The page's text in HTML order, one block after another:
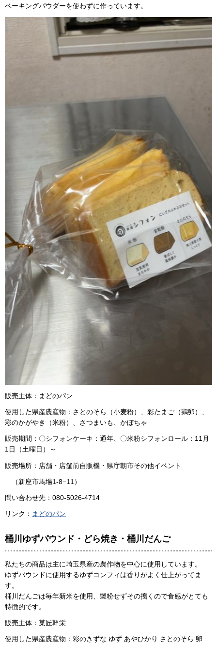
ベーキングパウダーを使わずに作っています。
販売主体：まどのパン
使用した県産農産物：さとのそら（小麦粉）、彩たまご（鶏卵）、
彩のかがやき（米粉）、さつまいも、かぼちゃ
販売期間：〇シフォンケーキ：通年、〇米粉シフォンロール：11月
1日（土曜日）～
販売場所：店舗・店舗前自販機・県庁朝市その他イベント
（新座市馬場1-8−11）
問い合わせ先：080-5026-4714
リンク： まどのパン
桶川ゆずパウンド・どら焼き・桶川だんご
私たちの商品は主に埼玉県産の農作物を中心に使用しています。
ゆずパウンドに使用するゆずコンフィは香りがよく仕上がってま
す。
桶川だんごは毎年新米を使用、製粉せずその搗くので食感がとても
特徴的です。
販売主体：菓匠幹栄
使用した県産農産物：彩のきずな ゆず あやひかり さとのそら 卵